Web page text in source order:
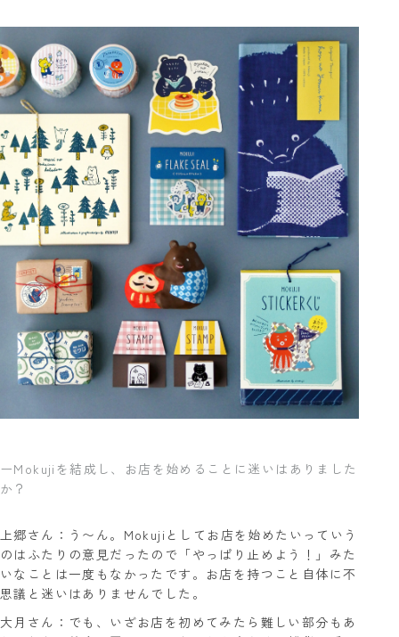
ーMokujiを結成し、お店を始めることに迷いはありました
か？
上郷さん：う〜ん。Mokujiとしてお店を始めたいっていう
のはふたりの意見だったので「やっぱり止めよう！」みた
いなことは一度もなかったです。お店を持つこと自体に不
思議と迷いはありませんでした。
大月さん：でも、いざお店を初めてみたら難しい部分もあ